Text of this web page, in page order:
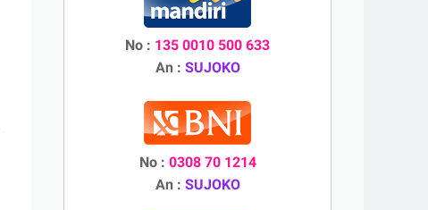
No : 135 0010 500 633
An : SUJOKO
No : 0308 70 1214
An : SUJOKO